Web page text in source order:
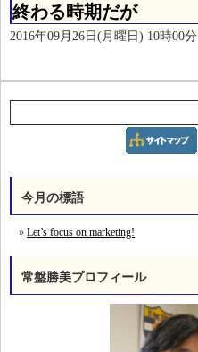
終わる時期だが
2016年09月26日(月曜日) 10時00分
今月の標語
Let’s focus on marketing!
常盤勝美プロフィール